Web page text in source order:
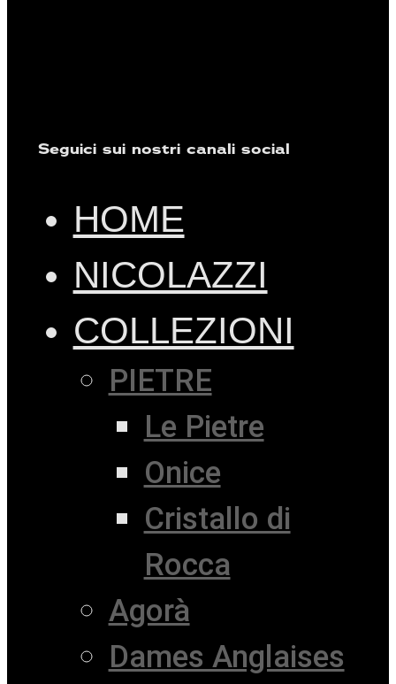
Seguici sui nostri canali social
HOME
NICOLAZZI
COLLEZIONI
PIETRE
Le Pietre
Onice
Cristallo di
Rocca
Agorà
Dames Anglaises